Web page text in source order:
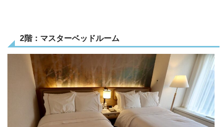
2階：マスターベッドルーム